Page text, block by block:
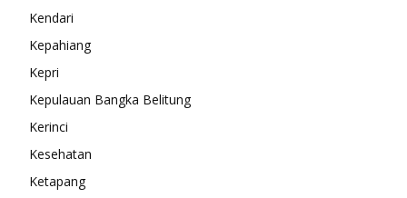
Kendari
Kepahiang
Kepri
Kepulauan Bangka Belitung
Kerinci
Kesehatan
Ketapang